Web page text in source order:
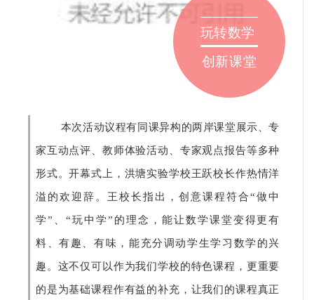
玩转数学
创新课堂
本次活动议程有同课异构的两岸课堂展示、专
家互动点评、教师体验活动、专家观点报告等多种
形式。开幕式上，洪塘实验学校王跃校长作热情洋
溢的欢迎辞。王校长指出，创意课程符合“做中
学”、“玩中学”的理念，能让数学课堂变得更有
料、有趣、有味，能充分调动学生学习数学的兴
趣。这不仅可以作为我们学校的特色课程，更重要
的是为基础课程作有益的补充，让我们的课程真正
有料、有